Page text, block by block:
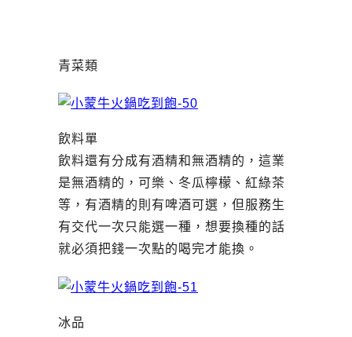
青菜類
飲料單
飲料還有分成有酒精和無酒精的，這業
是無酒精的，可樂、冬瓜檸檬、紅綠茶
等，有酒精的則有啤酒可選，但服務生
有交代一次只能選一種，想要換種的話
就必須把錢一次點的喝完才能換。
冰品